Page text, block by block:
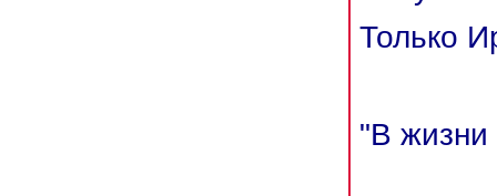
Только
"В жизни